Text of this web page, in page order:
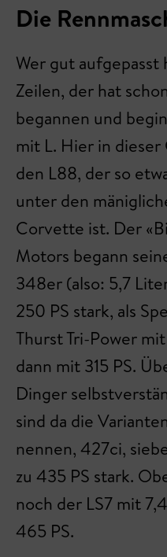
Die
Wer gut aufgepasst
Zeilen, der hat
begannen und
mit L. Hier in
den L88, der so
unter den
Corvette ist. Der
Motors begann
348er (also: 5,7
250 PS stark, als
Thurst Tri-Power
dann mit 315 PS.
Dinger
sind da die
nennen, 427ci,
zu 435 PS stark.
noch der LS7 mit
465 PS.